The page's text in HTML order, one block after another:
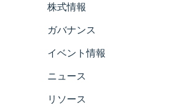
株式情報
ガバナンス
イベント情報
ニュース
リソース